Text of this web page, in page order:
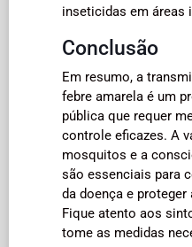
inseticidas em áreas
Conclusão
Em resumo, a
febre amarela é um
pública que requer
controle eficazes. A
mosquitos e a
são essenciais para
da doença e proteger
Fique atento aos
tome as medidas